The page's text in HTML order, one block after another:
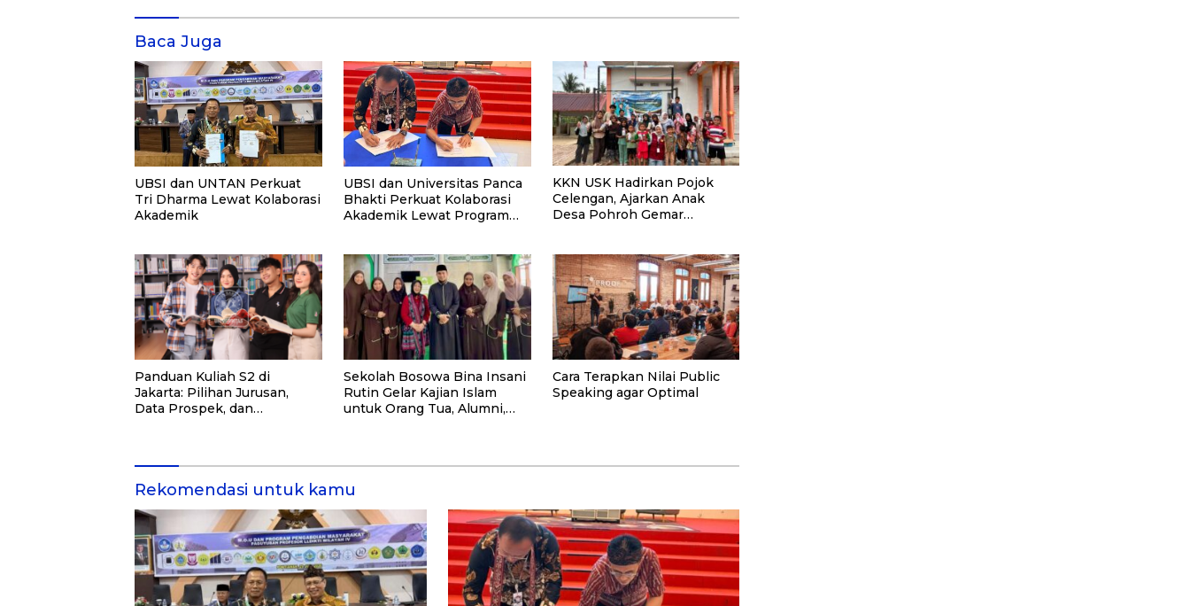
Baca Juga
UBSI dan UNTAN Perkuat
Tri Dharma Lewat Kolaborasi
Akademik
UBSI dan Universitas Panca
Bhakti Perkuat Kolaborasi
Akademik Lewat Program
KKN USK Hadirkan Pojok
Celengan, Ajarkan Anak
Desa Pohroh Gemar
Panduan Kuliah S2 di
Jakarta: Pilihan Jurusan,
Data Prospek, dan
Sekolah Bosowa Bina Insani
Rutin Gelar Kajian Islam
untuk Orang Tua, Alumni,
Cara Terapkan Nilai Public
Speaking agar Optimal
Rekomendasi untuk kamu